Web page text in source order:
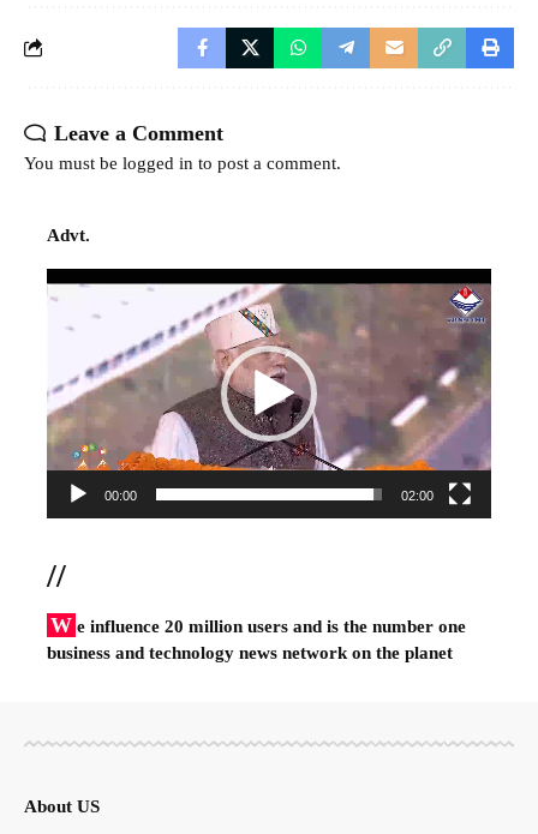
Leave a Comment
You must be logged in to post a comment.
Advt.
Video
00:00 02:00
//
W e influence 20 million users and is the number one
business and technology news network on the planet
About US